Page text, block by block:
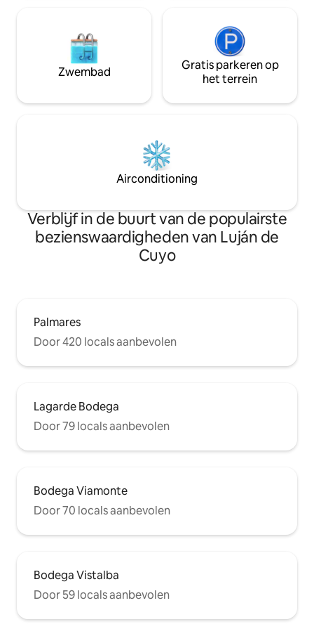
Zwembad
Gratis parkeren op
het terrein
Airconditioning
Verblijf in de buurt van de populairste
bezienswaardigheden van Luján de
Cuyo
Palmares
Door 420 locals aanbevolen
Lagarde Bodega
Door 79 locals aanbevolen
Bodega Viamonte
Door 70 locals aanbevolen
Bodega Vistalba
Door 59 locals aanbevolen